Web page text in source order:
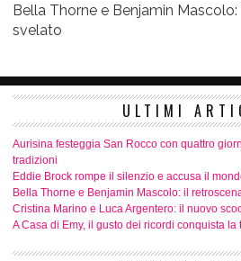
Bella Thorne e Benjamin
svelato
ULTIMI
Aurisina festeggia San Rocco con quattro
tradizioni
Eddie Brock rompe il silenzio e accusa il
Bella Thorne e Benjamin Mascolo: il
Cristina Marino e Luca Argentero: il nuovo
A Casa di Emy, il gusto dei ricordi conquista la